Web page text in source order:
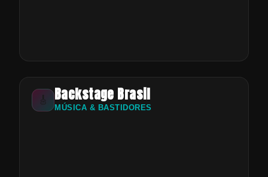
🎸 Backstage Brasil
MÚSICA & BASTIDORES